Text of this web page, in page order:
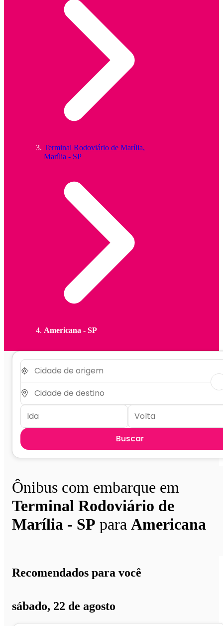
Terminal Rodoviário de Marília,
Marília - SP
Americana - SP
Buscar
Ônibus com embarque em
Terminal Rodoviário de
Marília - SP para Americana
Recomendados para você
sábado, 22 de agosto